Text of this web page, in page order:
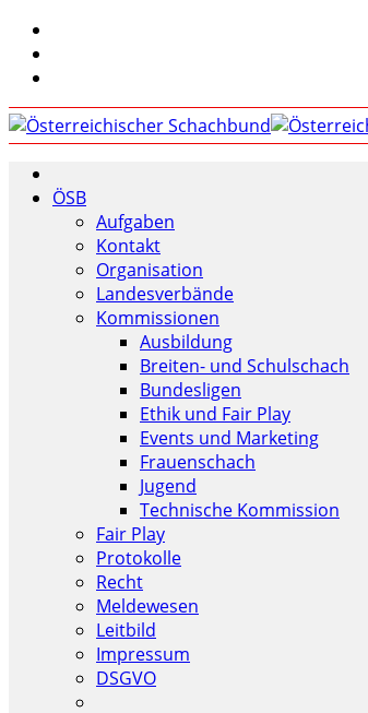
ÖSB
Aufgaben
Kontakt
Organisation
Landesverbände
Kommissionen
Ausbildung
Breiten- und Schulschach
Bundesligen
Ethik und Fair Play
Events und Marketing
Frauenschach
Jugend
Technische Kommission
Fair Play
Protokolle
Recht
Meldewesen
Leitbild
Impressum
DSGVO